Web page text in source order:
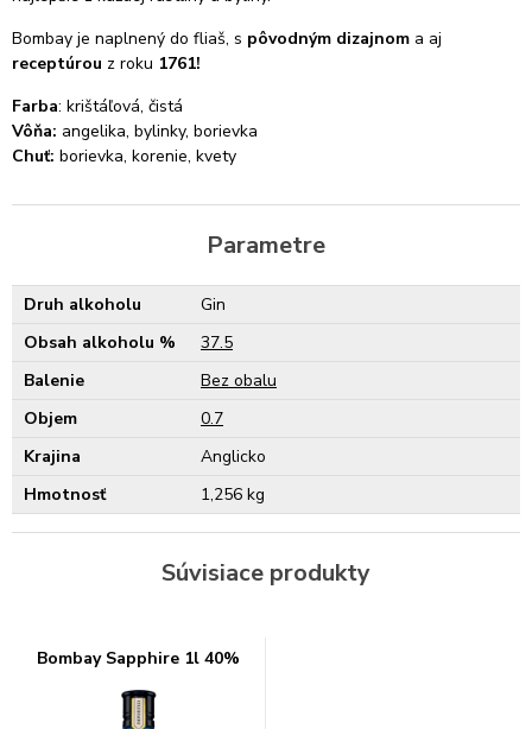
Bombay je naplnený do fliaš, s pôvodným dizajnom a aj
receptúrou z roku 1761!
Farba: krištáľová, čistá
Vôňa: angelika, bylinky, borievka
Chuť: borievka, korenie, kvety
Parametre
Druh alkoholu
Gin
Obsah alkoholu %
37.5
Balenie
Bez obalu
Objem
0.7
Krajina
Anglicko
Hmotnosť
1,256 kg
Súvisiace produkty
Bombay Sapphire 1l 40%